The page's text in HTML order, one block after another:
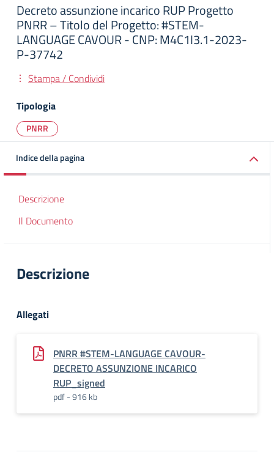
Decreto assunzione incarico RUP Progetto
PNRR – Titolo del Progetto: #STEM-
LANGUAGE CAVOUR - CNP: M4C1I3.1-2023-
P-37742
Stampa / Condividi
Tipologia
PNRR
Indice della pagina
Descrizione
Il Documento
Descrizione
Allegati
PNRR #STEM-LANGUAGE CAVOUR-
DECRETO ASSUNZIONE INCARICO
RUP_signed
pdf - 916 kb